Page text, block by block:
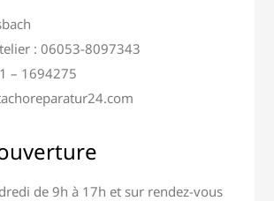
: 06053-8097343
– 1694275
de 9h à 17h et sur rendez-vous